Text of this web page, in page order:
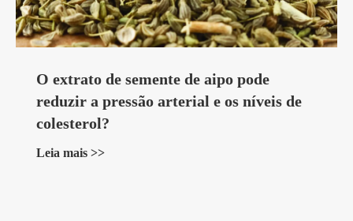
O extrato de semente de aipo pode
reduzir a pressão arterial e os níveis de
colesterol?
Leia mais >>